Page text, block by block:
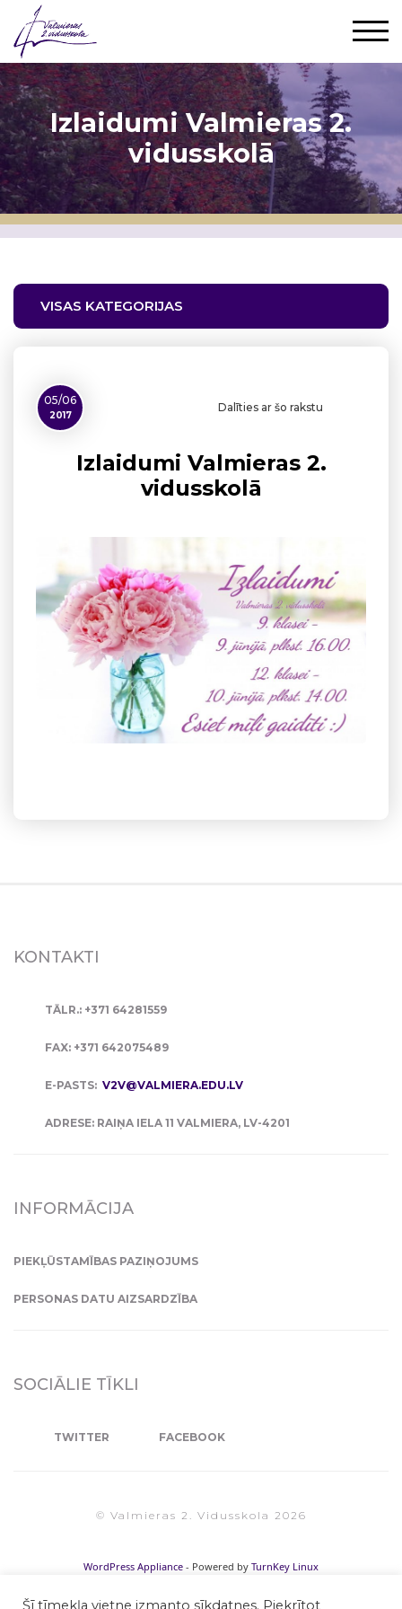
Izlaidumi Valmieras 2.
vidusskolā
VISAS KATEGORIJAS
05/06
2017
Dalīties ar šo rakstu
Izlaidumi Valmieras 2.
vidusskolā
KONTAKTI
TĀLR.: +371 64281559
FAX: +371 642075489
E-PASTS: V2V@VALMIERA.EDU.LV
ADRESE: RAIŅA IELA 11 VALMIERA, LV-4201
INFORMĀCIJA
PIEKĻŪSTAMĪBAS PAZIŅOJUMS
PERSONAS DATU AIZSARDZĪBA
SOCIĀLIE TĪKLI
TWITTER FACEBOOK
© Valmieras 2. Vidusskola 2026
Šī tīmekļa vietne izmanto sīkdatnes. Piekrītot
WordPress Appliance - Powered by TurnKey Linux